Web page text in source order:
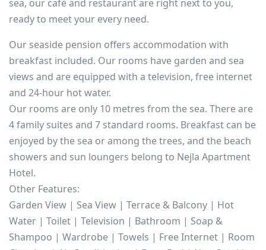
sea, our café and restaurant are right next to you,
ready to meet your every need.
Our seaside pension offers accommodation with
breakfast included. Our rooms have garden and sea
views and are equipped with a television, free internet
and 24-hour hot water.
Our rooms are only 10 metres from the sea. There are
4 family suites and 7 standard rooms. Breakfast can be
enjoyed by the sea or among the trees, and the beach
showers and sun loungers belong to Nejla Apartment
Hotel.
Other Features:
Garden View | Sea View | Terrace & Balcony | Hot
Water | Toilet | Television | Bathroom | Soap &
Shampoo | Wardrobe | Towels | Free Internet | Room